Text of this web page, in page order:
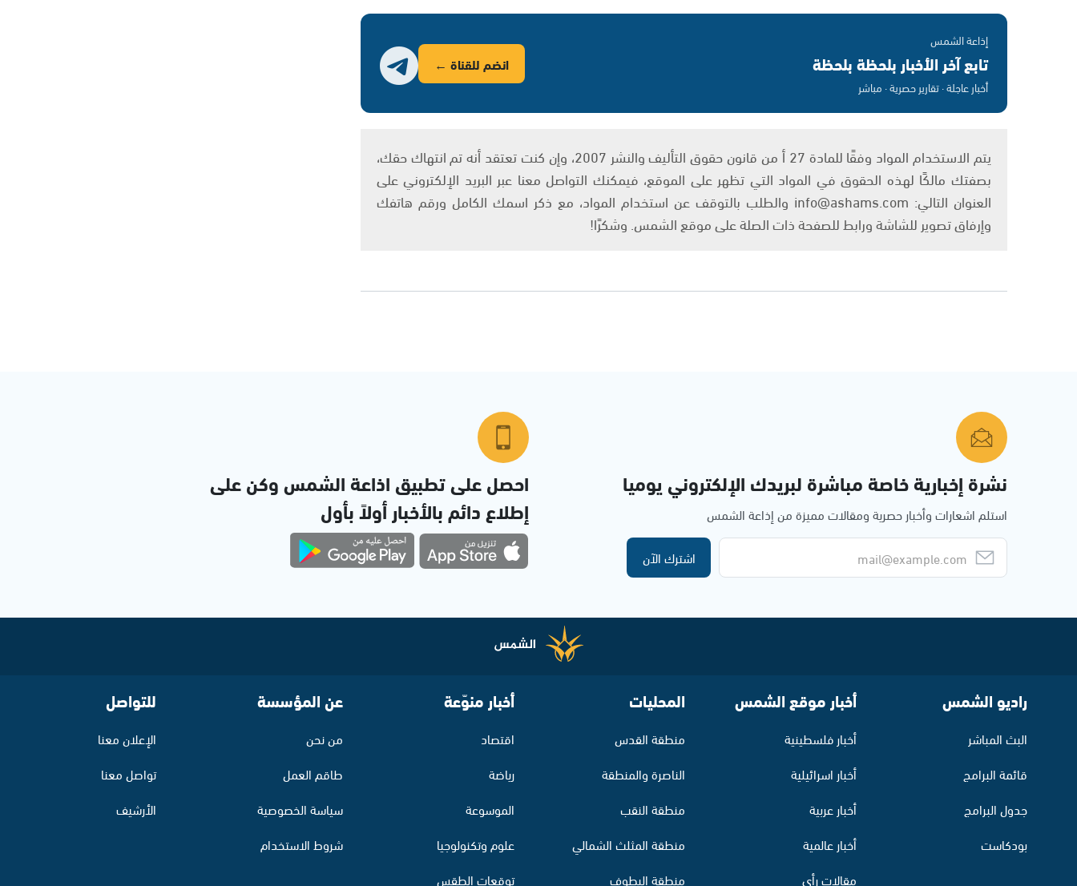
إذاعة الشمس
تابع آخر الأخبار بلحظة بلحظة
أخبار عاجلة · تقارير حصرية · مباشر
انضم للقناة ←
يتم الاستخدام المواد وفقًا للمادة 27 أ من قانون حقوق التأليف والنشر 2007، وإن كنت تعتقد أنه تم انتهاك حقك،
بصفتك مالكًا لهذه الحقوق في المواد التي تظهر على الموقع، فيمكنك التواصل معنا عبر البريد الإلكتروني على
العنوان التالي: info@ashams.com والطلب بالتوقف عن استخدام المواد، مع ذكر اسمك الكامل ورقم هاتفك
وإرفاق تصوير للشاشة ورابط للصفحة ذات الصلة على موقع الشمس. وشكرًا!
نشرة إخبارية خاصة مباشرة لبريدك الإلكتروني يوميا
استلم اشعارات وأخبار حصرية ومقالات مميزة من إذاعة الشمس
اشترك الآن
احصل على تطبيق اذاعة الشمس وكن على
إطلاع دائم بالأخبار أولاً بأول
راديو الشمس
البث المباشر
قائمة البرامج
جدول البرامج
بودكاست
أخبار موقع الشمس
أخبار فلسطينية
أخبار اسرائيلية
أخبار عربية
أخبار عالمية
مقالات رأي
المحليات
منطقة القدس
الناصرة والمنطقة
منطقة النقب
منطقة المثلث الشمالي
منطقة البطوف
أخبار منوّعة
اقتصاد
رياضة
الموسوعة
علوم وتكنولوجيا
توقعات الطقس
عن المؤسسة
من نحن
طاقم العمل
سياسة الخصوصية
شروط الاستخدام
للتواصل
الإعلان معنا
تواصل معنا
الأرشيف